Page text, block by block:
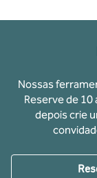
Nossas
Reserve de
depois crie